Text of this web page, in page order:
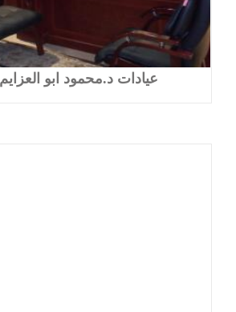
عيادات د.محمود ابو العزايم